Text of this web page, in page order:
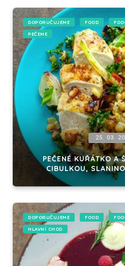
DOPORUČUJEME FOOD
PEČEME
25. 03.
PEČENÉ KUŘÁTKO A
CIBULKOU,
DOPORUČUJEME FOOD
HLAVNÍ CHOD